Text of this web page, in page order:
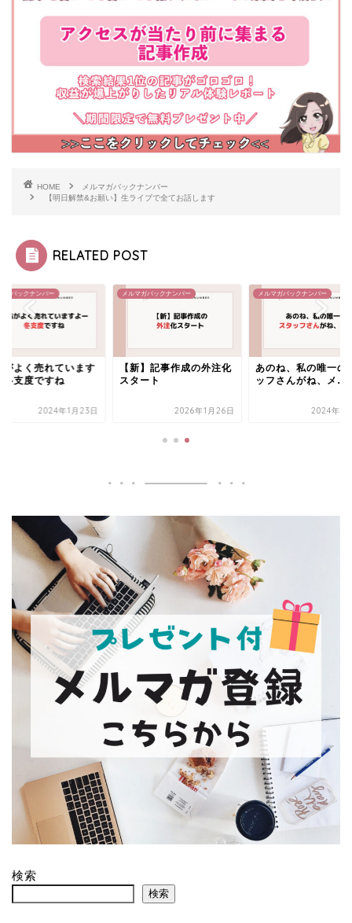
HOME
メルマガバックナンバー
【明日解禁&お願い】生ライブで全てお話します
RELATED POST
ガバックナンバー
がよく売れています
冬支度ですね
2024年1月23日
メルマガバックナンバー
【新】記事作成の外注化
スタート
2026年1月26日
メルマガバックナンバー
あのね、私の唯一の
ッフさんがね、メ…
2024年6
検索
検索